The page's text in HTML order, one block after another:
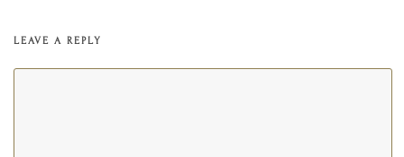
LEAVE A REPLY